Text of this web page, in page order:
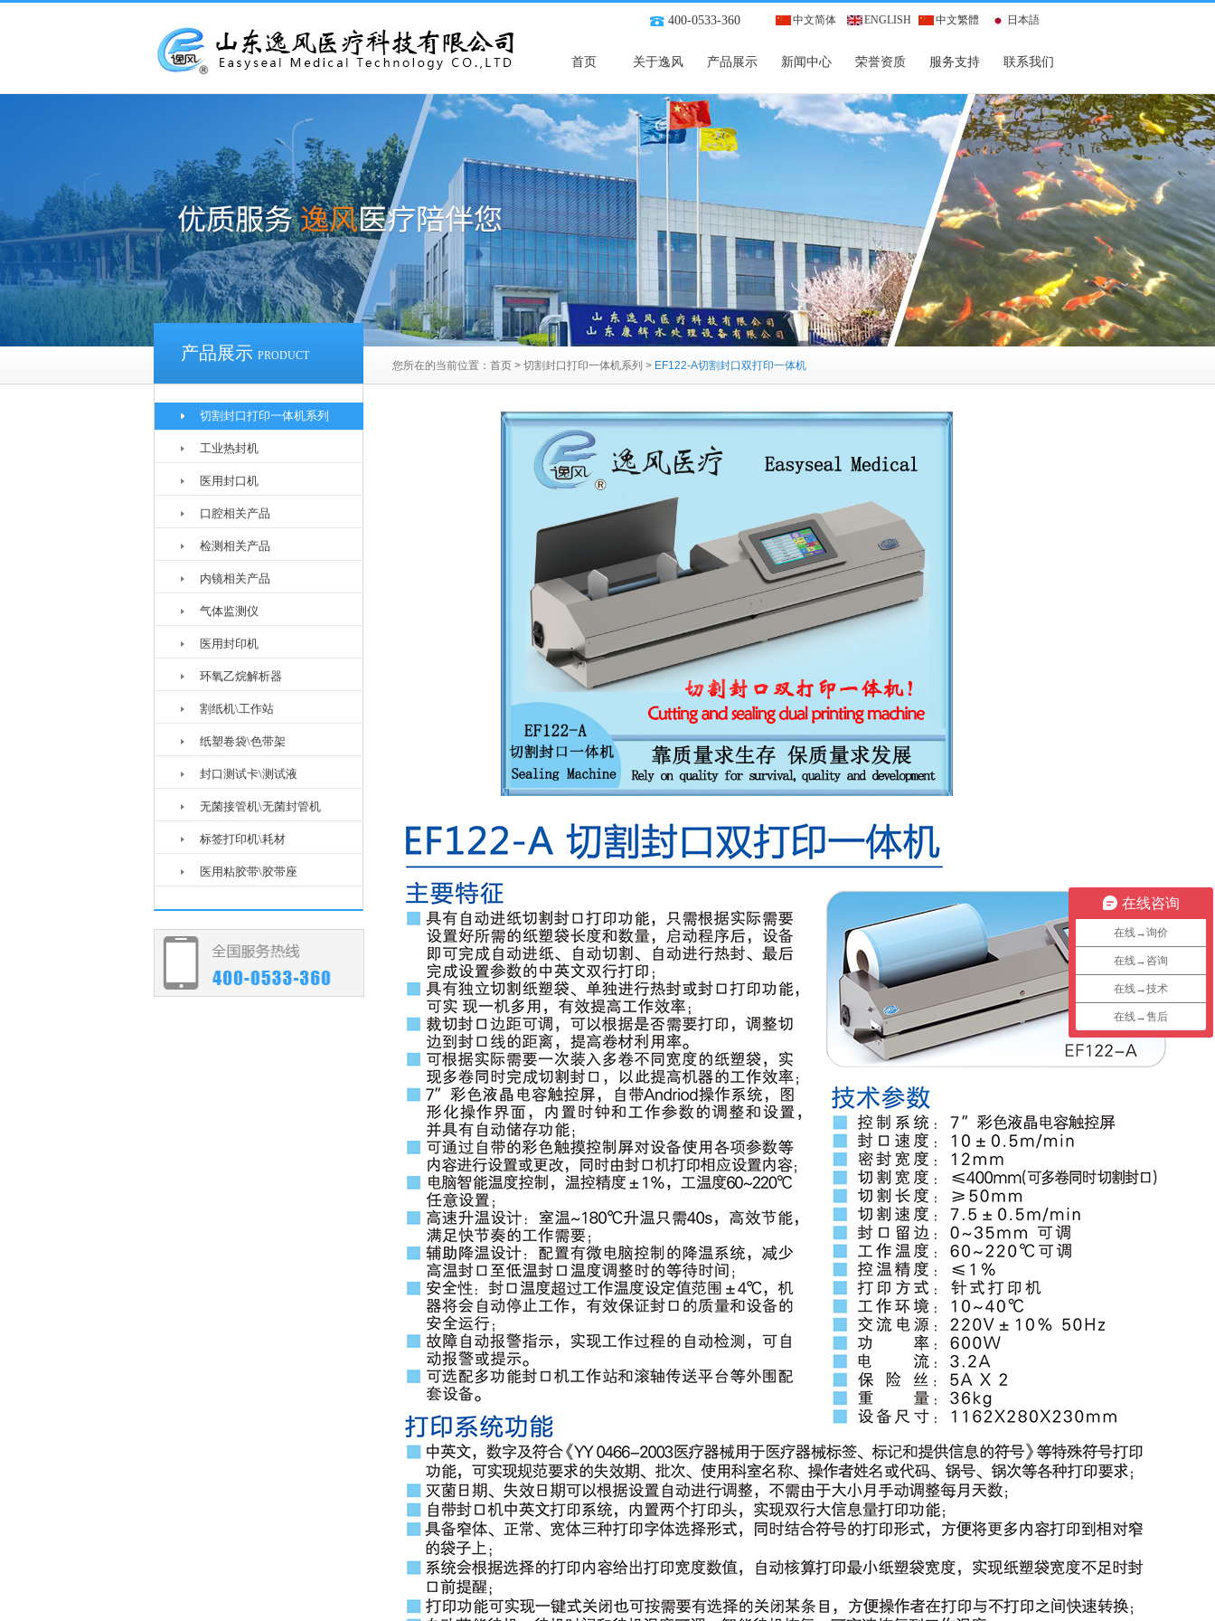
400-0533-360 中文简体 ENGLISH 中文繁體 日本語
首页 关于逸风 产品展示 新闻中心 荣誉资质 服务支持 联系我们
产品展示 PRODUCT
您所在的当前位置： 首页 > 切割封口打印一体机系列 > EF122-A切割封口双打印一体机
切割封口打印一体机系列
工业热封机
医用封口机
口腔相关产品
检测相关产品
内镜相关产品
气体监测仪
医用封印机
环氧乙烷解析器
割纸机\工作站
纸塑卷袋\色带架
封口测试卡\测试液
无菌接管机\无菌封管机
标签打印机\耗材
医用粘胶带\胶带座
在线咨询
在线→询价
在线→咨询
在线→技术
在线→售后